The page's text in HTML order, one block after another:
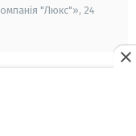
"Люкс"», 24